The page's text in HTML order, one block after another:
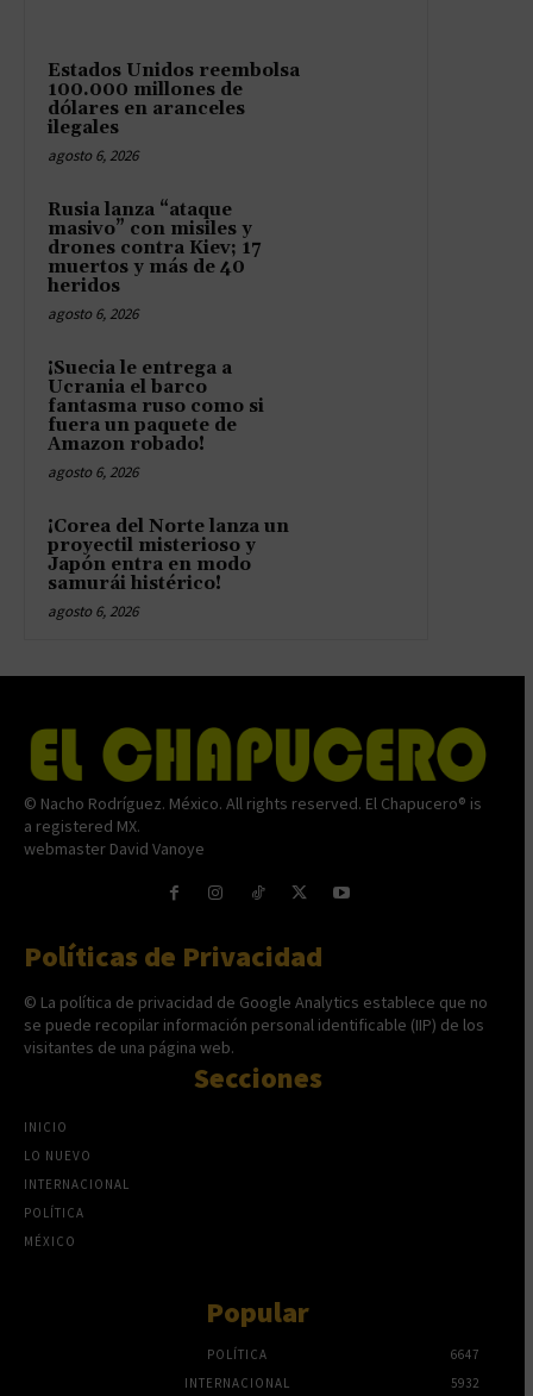
Estados Unidos reembolsa
100.000 millones de
dólares en aranceles
ilegales
agosto 6, 2026
Rusia lanza “ataque
masivo” con misiles y
drones contra Kiev; 17
muertos y más de 40
heridos
agosto 6, 2026
¡Suecia le entrega a
Ucrania el barco
fantasma ruso como si
fuera un paquete de
Amazon robado!
agosto 6, 2026
¡Corea del Norte lanza un
proyectil misterioso y
Japón entra en modo
samurái histérico!
agosto 6, 2026
© Nacho Rodríguez. México. All rights reserved. El Chapucero® is
a registered MX.
webmaster David Vanoye
Políticas de Privacidad
© La política de privacidad de Google Analytics establece que no
se puede recopilar información personal identificable (IIP) de los
visitantes de una página web.
Secciones
INICIO
LO NUEVO
INTERNACIONAL
POLÍTICA
MÉXICO
Popular
POLÍTICA
6647
INTERNACIONAL
5932